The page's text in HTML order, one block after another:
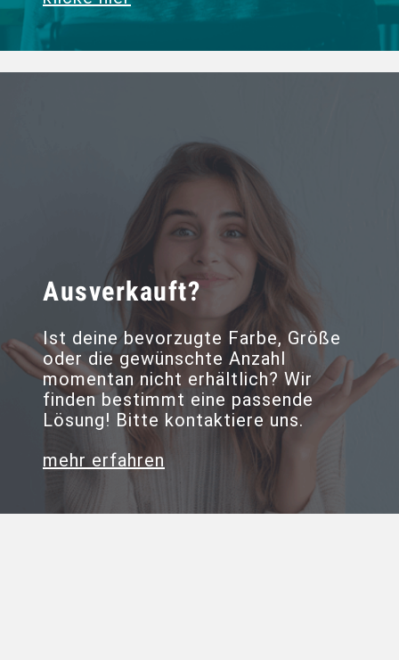
Ausverkauft?
Ist deine bevorzugte Farbe, Größe
oder die gewünschte Anzahl
momentan nicht erhältlich? Wir
finden bestimmt eine passende
Lösung! Bitte kontaktiere uns.
mehr erfahren